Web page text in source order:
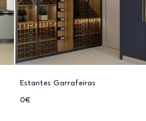
Estantes Garrafeiras
0€